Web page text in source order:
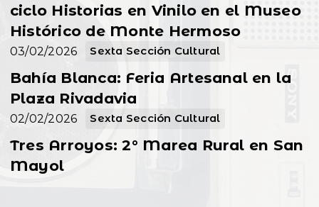
ciclo Historias en Vinilo en el Museo
Histórico de Monte Hermoso
Sexta Sección Cultural
03/02/2026
Bahía Blanca: Feria Artesanal en la
Plaza Rivadavia
Sexta Sección Cultural
02/02/2026
Tres Arroyos: 2° Marea Rural en San
Mayol